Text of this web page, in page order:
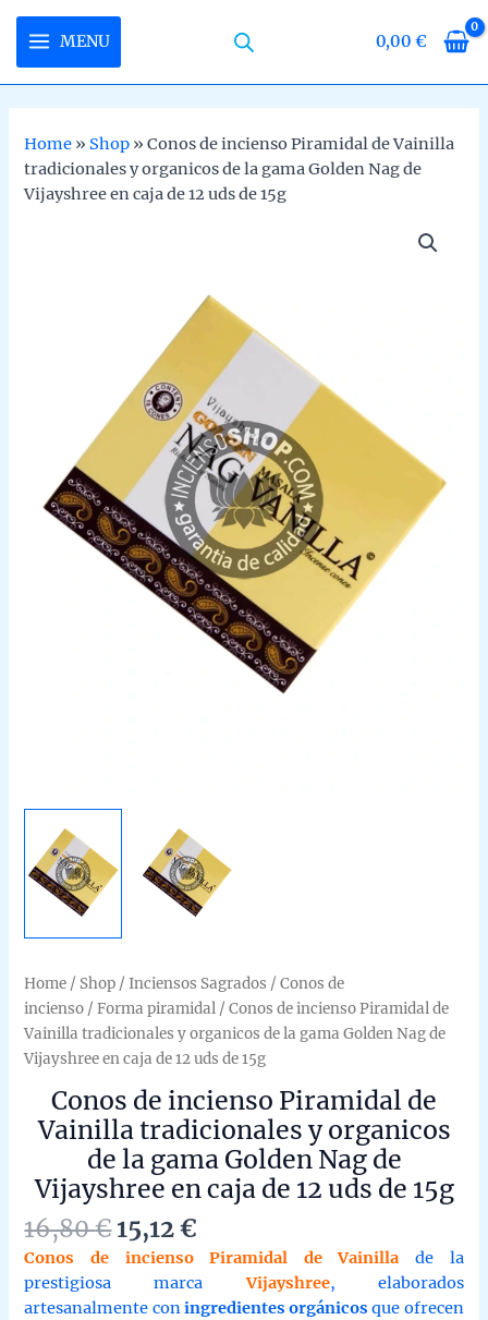
content
MENU 0,00€
Home » Shop »Conos de incienso Piramidal de Vainilla
tradicionales y organicos de la gama Golden Nag de
Vijayshree en caja de 12 uds de 15g
Home / Shop /Inciensos Sagrados /Conos de
incienso /Forma piramidal / Conos de incienso Piramidal de
Vainilla tradicionales y organicos de la gama Golden Nag de
Vijayshree en caja de 12 uds de 15g
Conos de incienso Piramidal de
Vainilla tradicionales y organicos
de la gama Golden Nag de
Vijayshree en caja de 12 uds de 15g
16,80€Original
price
was:
16,80 €.
15,12€
price
is:
15,12 €.
Conos de incienso Piramidal de Vainilla de la
prestigiosa marcaVijayshree, elaborados
artesanalmente coningredientes orgánicos que ofrecen